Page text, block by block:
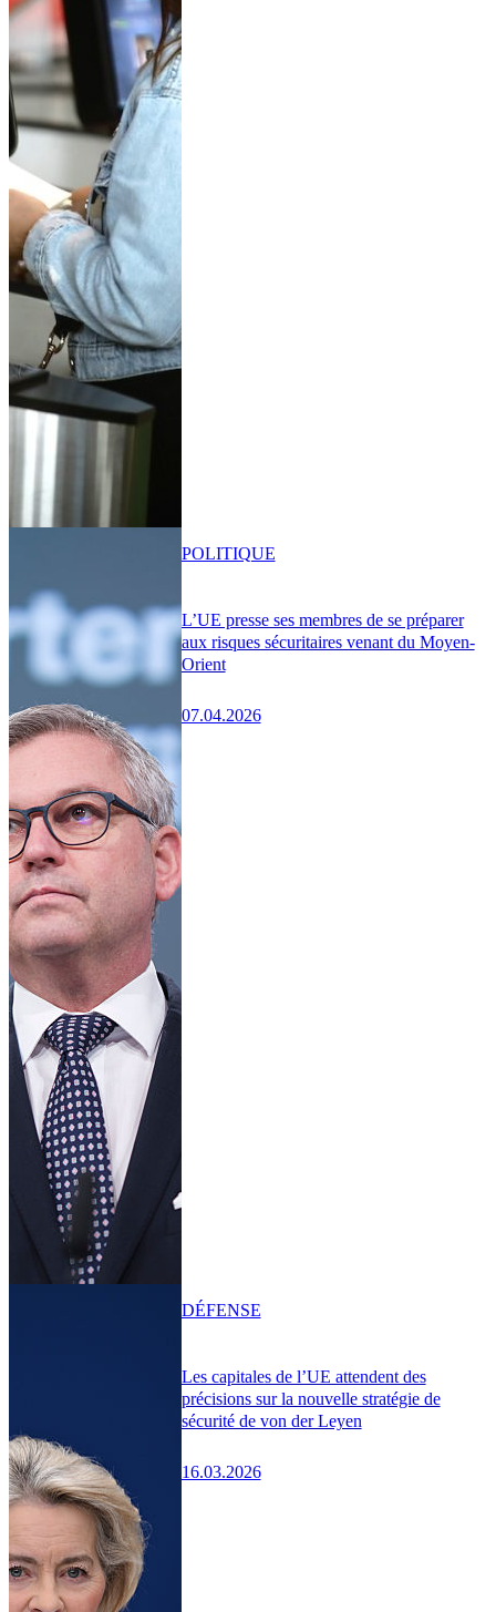
L’UE presse ses membres de se préparer
aux risques sécuritaires venant du Moyen-
Orient
07.04.2026
POLITIQUE
Les capitales de l’UE attendent des
précisions sur la nouvelle stratégie de
sécurité de von der Leyen
16.03.2026
DÉFENSE